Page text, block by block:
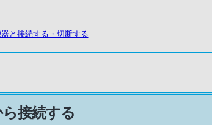
と接続する・切断する
接続する